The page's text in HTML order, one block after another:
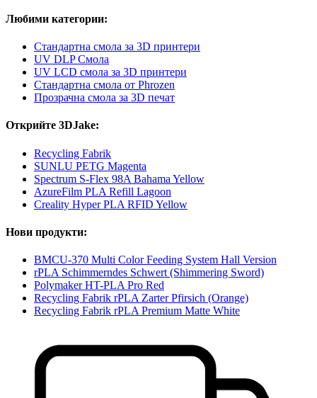
Любими категории:
Стандартна смола за 3D принтери
UV DLP Смола
UV LCD смола за 3D принтери
Стандартна смола от Phrozen
Прозрачна смола за 3D печат
Открийте 3DJake:
Recycling Fabrik
SUNLU PETG Magenta
Spectrum S-Flex 98A Bahama Yellow
AzureFilm PLA Refill Lagoon
Creality Hyper PLA RFID Yellow
Нови продукти:
BMCU-370 Multi Color Feeding System Hall Version
rPLA Schimmerndes Schwert (Shimmering Sword)
Polymaker HT-PLA Pro Red
Recycling Fabrik rPLA Zarter Pfirsich (Orange)
Recycling Fabrik rPLA Premium Matte White